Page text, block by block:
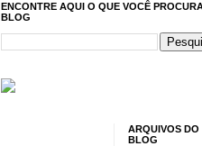
ENCONTRE AQUI O QUE VOCÊ
BLOG
ARQUIVOS DO
BLOG